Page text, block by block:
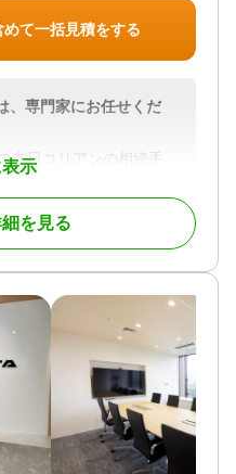
て一括見積をする
示
、専門家にお任せくだ
在日コリアンの相続手
続きをご相談者に寄り
けて最善を尽くしま
るまで、在日コリア
プでトータルサポート
スは、当事務所が力
を見る